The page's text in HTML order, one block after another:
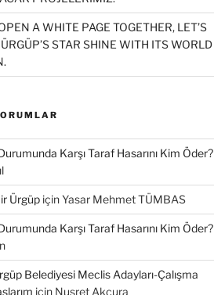
A WHITE PAGE TOGETHER, LET’S
STAR SHINE WITH ITS WORLD
Karşı Taraf Hasarını Kim Öder?
ÜrgüpiçinYasar Mehmet TÜMBAS
Karşı Taraf Hasarını Kim Öder?
Belediyesi Meclis Adayları-Çalışma
için Nusret Akçura